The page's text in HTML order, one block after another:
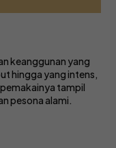
keanggunan yang
hingga yang intens,
tampil
pesona alami.